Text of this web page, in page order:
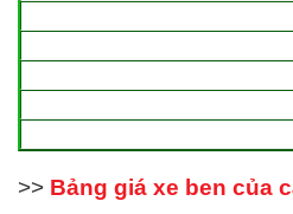
>> Bảng giá xe ben của